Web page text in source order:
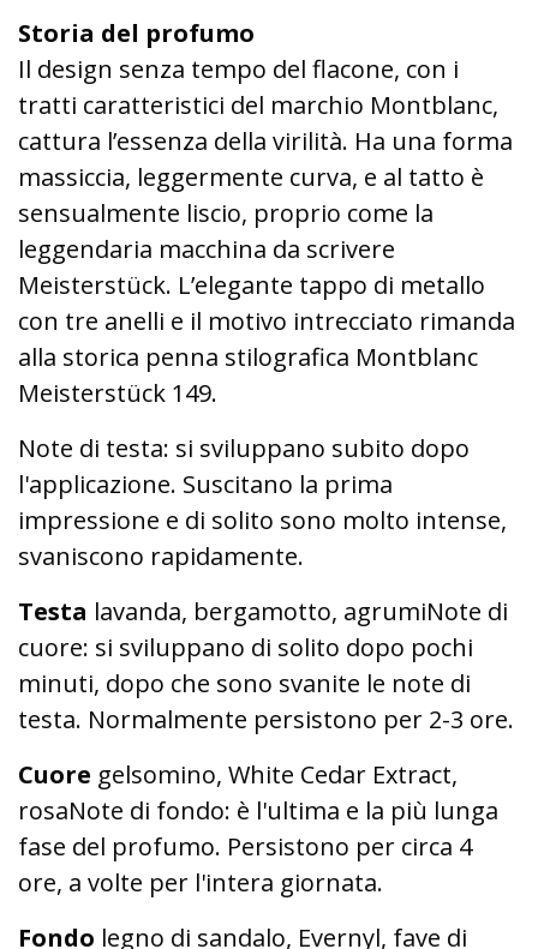
Storia del profumo
Il design senza tempo del flacone, con i
tratti caratteristici del marchio Montblanc,
cattura l’essenza della virilità. Ha una forma
massiccia, leggermente curva, e al tatto è
sensualmente liscio, proprio come la
leggendaria macchina da scrivere
Meisterstück. L’elegante tappo di metallo
con tre anelli e il motivo intrecciato rimanda
alla storica penna stilografica Montblanc
Meisterstück 149.
Note di testa: si sviluppano subito dopo
l'applicazione. Suscitano la prima
impressione e di solito sono molto intense,
svaniscono rapidamente.
Testa lavanda, bergamotto, agrumiNote di
cuore: si sviluppano di solito dopo pochi
minuti, dopo che sono svanite le note di
testa. Normalmente persistono per 2-3 ore.
Cuore gelsomino, White Cedar Extract,
rosaNote di fondo: è l'ultima e la più lunga
fase del profumo. Persistono per circa 4
ore, a volte per l'intera giornata.
Fondo legno di sandalo, Evernyl, fave di